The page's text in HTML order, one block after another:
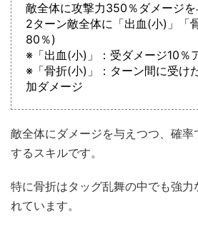
敵全体に攻撃力350％ダメージを
2ターン敵全体に「出血(小)」「
80％)
※「出血(小)」：受ダメージ10％
※「骨折(小)」：ターン間に受け
加ダメージ
敵全体にダメージを与えつつ、確
するスキルです。
特に骨折はタッグ乱舞の中でも強力
れています。